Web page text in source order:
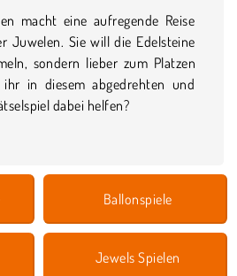
macht eine aufregende Reise
Juwelen. Sie will die Edelsteine
sondern lieber zum Platzen
in diesem abgedrehten und
dabei helfen?
Ballonspiele
Jewels Spielen